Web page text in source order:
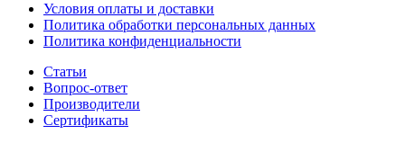
Условия оплаты и доставки
Политика обработки персональных данных
Политика конфиденциальности
Статьи
Вопрос-ответ
Производители
Сертификаты